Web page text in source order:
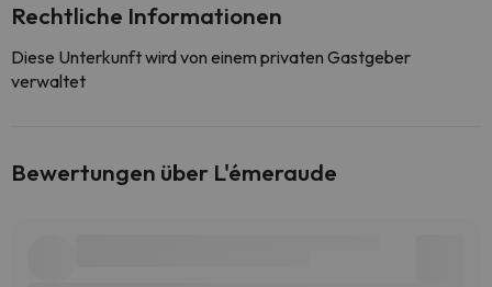
Rechtliche Informationen
Diese Unterkunft wird von einem privaten Gastgeber
verwaltet
Bewertungen über L'émeraude